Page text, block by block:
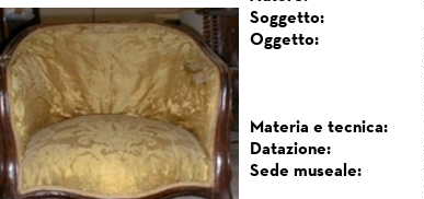
Soggetto:
Oggetto:
Materia e tecnica:
Datazione:
Sede museale: